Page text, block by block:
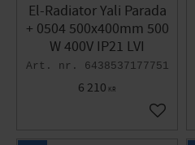
El-Radiator Yali Parada
+ 0504 500x400mm 500
W 400V IP21 LVI
6438537177751
6 210 KR
Gem